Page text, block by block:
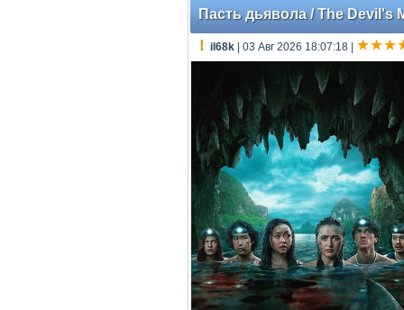
Пасть дьявола / The Devil's
il68k | 03 Авг 2026 18:07:18